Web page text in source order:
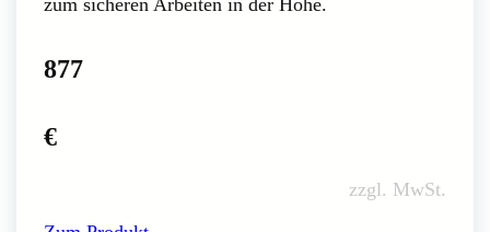
zum sicheren Arbeiten in der Höhe.
877
€
zzgl. MwSt.